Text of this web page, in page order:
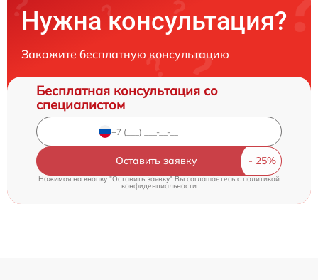
Нужна консультация?
Закажите бесплатную консультацию
Бесплатная консультация со
специалистом
Оставить заявку
Нажимая на кнопку "Оставить заявку" Вы соглашаетесь c политикой
конфиденциальности